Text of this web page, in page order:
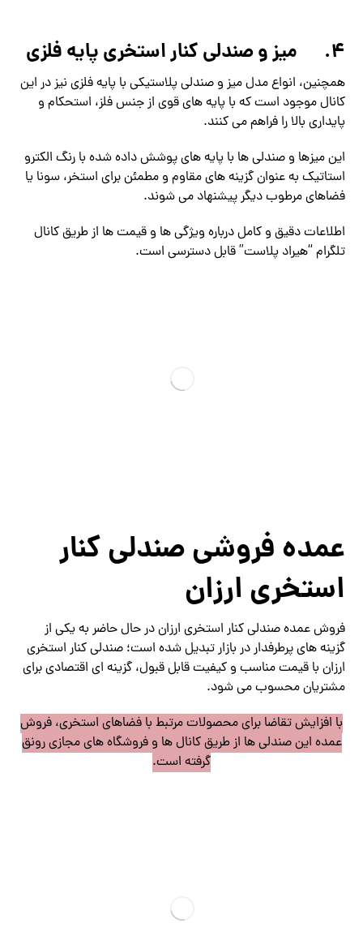
4. میز و صندلی کنار استخری پایه فلزی
همچنین، انواع مدل میز و صندلی پلاستیکی با پایه فلزی نیز در این
کانال موجود است که با پایه های قوی از جنس فلز، استحکام و
پایداری بالا را فراهم می کنند.
این میزها و صندلی ها با پایه های پوشش داده شده با رنگ الکترو
استاتیک به عنوان گزینه های مقاوم و مطمئن برای استخر، سونا یا
فضاهای مرطوب دیگر پیشنهاد می شوند.
اطلاعات دقیق و کامل درباره ویژگی ها و قیمت ها از طریق کانال
تلگرام “هیراد پلاست” قابل دسترسی است.
عمده فروشی صندلی کنار
استخری ارزان
فروش عمده صندلی کنار استخری ارزان در حال حاضر به یکی از
گزینه های پرطرفدار در بازار تبدیل شده است؛ صندلی کنار استخری
ارزان با قیمت مناسب و کیفیت قابل قبول، گزینه ای اقتصادی برای
مشتریان محسوب می شود.
با افزایش تقاضا برای محصولات مرتبط با فضاهای استخری، فروش
عمده این صندلی ها از طریق کانال ها و فروشگاه های مجازی رونق
گرفته است.